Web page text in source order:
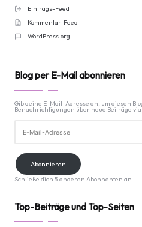
Eintrags-Feed
Kommentar-Feed
WordPress.org
Blog per E-Mail abonnieren
Gib deine E-Mail-Adresse an, um diesen
Benachrichtigungen über neue Beiträge
Mail-
Adresse
Abonnieren
Schließe dich 5 anderen Abonnenten an
Top-Beiträge und Top-Seiten